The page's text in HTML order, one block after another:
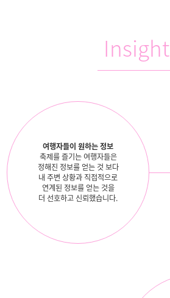
Insight
여행자들이 원하는 정보
축제를 즐기는 여행자들은
정해진 정보를 얻는 것 보다
내 주변 상황과 직접적으로
연계된 정보를 얻는 것을
더 선호하고 신뢰했습니다.